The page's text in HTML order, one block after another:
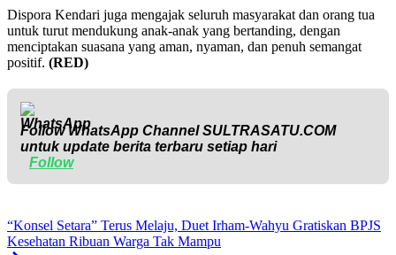
Dispora Kendari juga mengajak seluruh masyarakat dan orang tua
untuk turut mendukung anak-anak yang bertanding, dengan
menciptakan suasana yang aman, nyaman, dan penuh semangat
positif. (RED)
Follow WhatsApp ChannelSULTRASATU.COM
untuk update berita terbaru setiap hari
Follow
“Konsel Setara” Terus Melaju, Duet Irham-Wahyu Gratiskan BPJS
Kesehatan Ribuan Warga Tak Mampu